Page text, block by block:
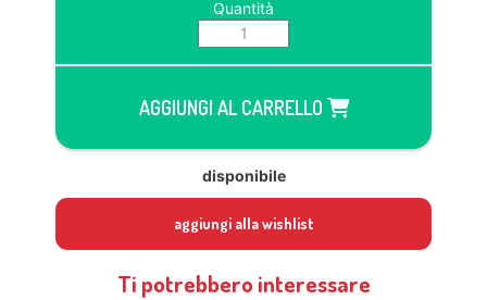
Quantità
AGGIUNGI AL CARRELLO
disponibile
aggiungi alla wishlist
Ti potrebbero interessare